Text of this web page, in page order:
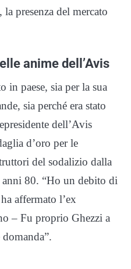
presenza del mercato
anime dell’Avis
in paese, sia per la sua
sia perché era stato
dell’Avis
d’oro per le
del sodalizio dalla
80. “Ho un debito di
affermato l’ex
– Fu proprio Ghezzi a